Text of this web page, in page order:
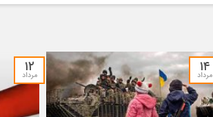
۱۴
مرداد ۱۲
مرداد